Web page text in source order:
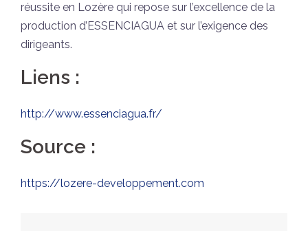
réussite en Lozère qui repose sur l’excellence de la
production d’ESSENCIAGUA et sur l’exigence des
dirigeants.
Liens :
http://www.essenciagua.fr/
Source :
https://lozere-developpement.com